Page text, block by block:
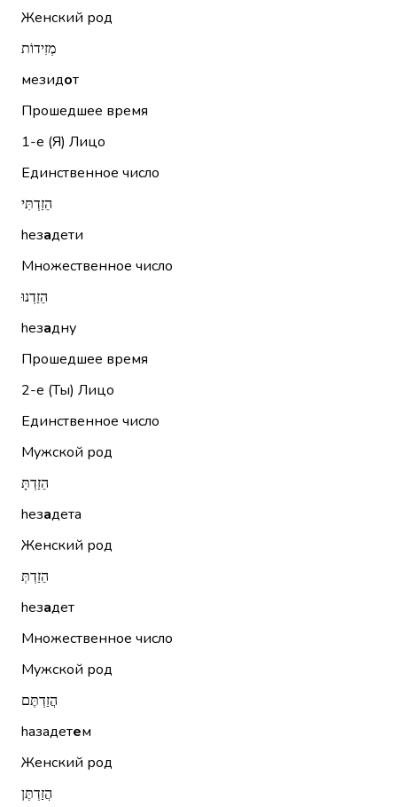
Женский род
מְזִידוֹת
мезидот
Прошедшее время
1-е (Я) Лицо
Единственное число
הֵזַדְתִּי
hезадети
Множественное число
הֵזַדְנוּ
hезадну
Прошедшее время
2-е (Ты) Лицо
Единственное число
Мужской род
הֵזַדְתָּ
hезадета
Женский род
הֵזַדְתְּ
hезадет
Множественное число
Мужской род
הֲזַדְתֶּם
hазадетем
Женский род
הֲזַדְתֶּן